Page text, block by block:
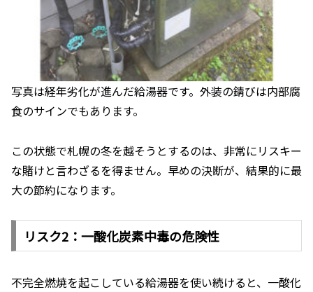
写真は経年劣化が進んだ給湯器です。外装の錆びは内部腐
食のサインでもあります。
この状態で札幌の冬を越そうとするのは、非常にリスキー
な賭けと言わざるを得ません。早めの決断が、結果的に最
大の節約になります。
リスク2：一酸化炭素中毒の危険性
不完全燃焼を起こしている給湯器を使い続けると、一酸化